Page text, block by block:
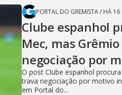
PORTAL DO GREMISTA/ HÁ 16
Clube espanhol
Mec, mas
negociação por
O post Clube espanhol
trava negociação por motivo
em Portal do...